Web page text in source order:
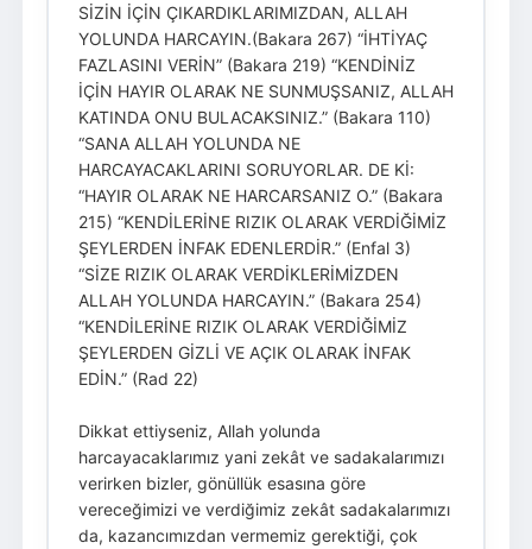
SİZİN İÇİN ÇIKARDIKLARIMIZDAN, ALLAH
YOLUNDA HARCAYIN.(Bakara 267) “İHTİYAÇ
FAZLASINI VERİN” (Bakara 219) “KENDİNİZ
İÇİN HAYIR OLARAK NE SUNMUŞSANIZ, ALLAH
KATINDA ONU BULACAKSINIZ.” (Bakara 110)
“SANA ALLAH YOLUNDA NE
HARCAYACAKLARINI SORUYORLAR. DE Kİ:
“HAYIR OLARAK NE HARCARSANIZ O.” (Bakara
215) “KENDİLERİNE RIZIK OLARAK VERDİĞİMİZ
ŞEYLERDEN İNFAK EDENLERDİR.” (Enfal 3)
“SİZE RIZIK OLARAK VERDİKLERİMİZDEN
ALLAH YOLUNDA HARCAYIN.” (Bakara 254)
“KENDİLERİNE RIZIK OLARAK VERDİĞİMİZ
ŞEYLERDEN GİZLİ VE AÇIK OLARAK İNFAK
EDİN.” (Rad 22)
Dikkat ettiyseniz, Allah yolunda
harcayacaklarımız yani zekât ve sadakalarımızı
verirken bizler, gönüllük esasına göre
vereceğimizi ve verdiğimiz zekât sadakalarımızı
da, kazancımızdan vermemiz gerektiği, çok